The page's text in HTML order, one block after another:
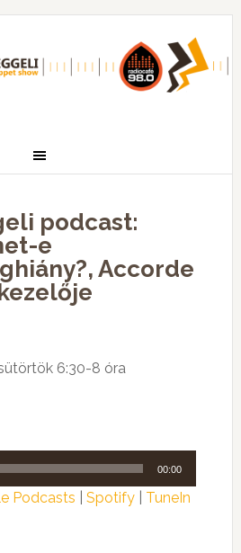
podcast:
e
Accorde
6:30-8 óra
00:00
Podcasts Spotify| TuneIn